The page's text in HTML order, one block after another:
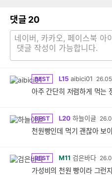
댓글 20
BEST L15 aibici01
아주 간단히 저렴하게 먹는
BEST L20 하늘이글
천원빵인데 먹기 괜찮아 보
BEST M11 검은바다
가성비의 천원 빵이라 그런